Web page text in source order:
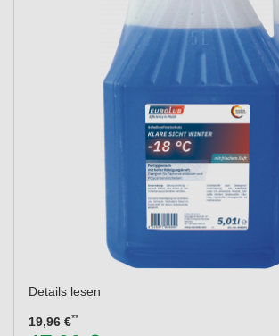
Details lesen
19,96 €**